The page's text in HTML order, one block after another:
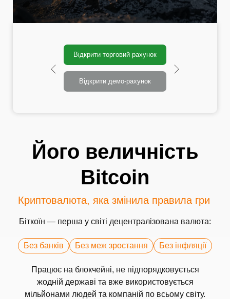
Відкрити торговий рахунок
Відкрити демо-рахунок
Його величність
Bitcoin
Криптовалюта, яка змінила правила гри
Біткоїн — перша у світі децентралізована валюта:
Без банків Без меж зростання Без інфляції
Працює на блокчейні, не підпорядковується
жодній державі та вже використовується
мільйонами людей та компаній по всьому світу.